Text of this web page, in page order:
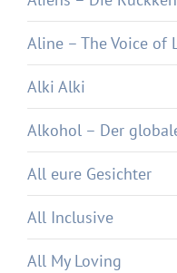
Aline – The Voice of
Alki Alki
Alkohol – Der
All eure Gesichter
All Inclusive
All My Loving